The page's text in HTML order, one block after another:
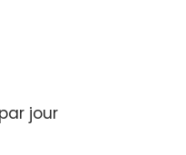
jour